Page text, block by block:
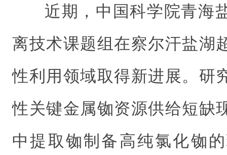
近期，中国科学院青海
离技术课题组在察尔汗盐湖
性利用领域取得新进展。研
性关键金属铷资源供给短缺
中提取铷制备高纯氯化铷